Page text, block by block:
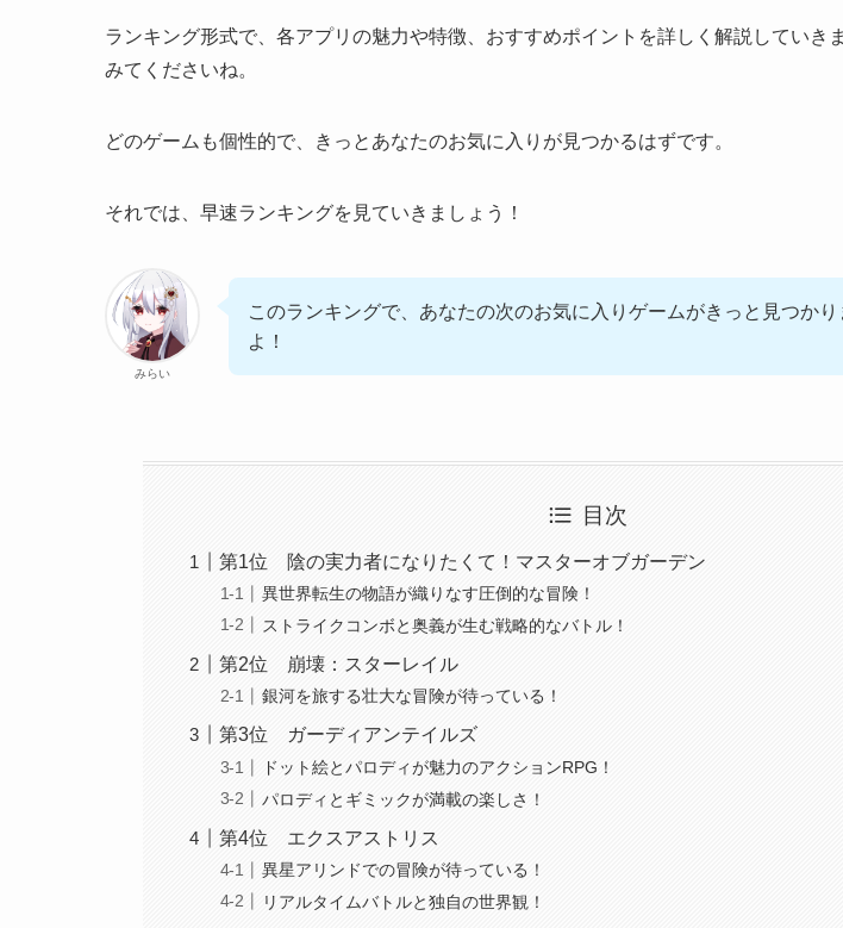
ランキング形式で、各アプリの魅力や特徴、おすすめポイントを詳しく解説していき
みてくださいね。
どのゲームも個性的で、きっとあなたのお気に入りが見つかるはずです。
それでは、早速ランキングを見ていきましょう！
みらい
このランキングで、あなたの次のお気に入りゲームがきっと見つかり
よ！
目次
第1位 陰の実力者になりたくて！マスターオブガーデン
異世界転生の物語が織りなす圧倒的な冒険！
ストライクコンボと奥義が生む戦略的なバトル！
第2位 崩壊：スターレイル
銀河を旅する壮大な冒険が待っている！
第3位 ガーディアンテイルズ
ドット絵とパロディが魅力のアクションRPG！
パロディとギミックが満載の楽しさ！
第4位 エクスアストリス
異星アリンドでの冒険が待っている！
リアルタイムバトルと独自の世界観！